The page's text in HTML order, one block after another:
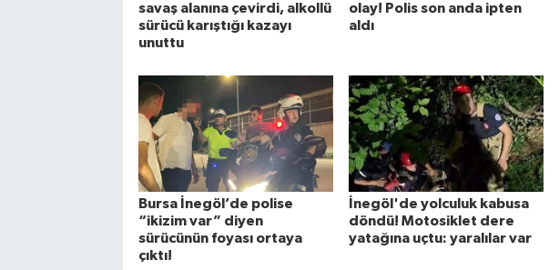
savaş alanına çevirdi, alkollü
sürücü karıştığı kazayı
unuttu
olay! Polis son anda ipten
aldı
Bursa İnegöl’de polise
“ikizim var” diyen
sürücünün foyası ortaya
çıktı!
İnegöl'de yolculuk kabusa
döndü! Motosiklet dere
yatağına uçtu: yaralılar var